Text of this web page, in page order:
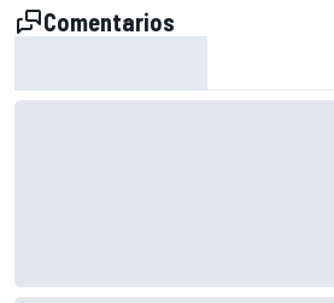
Comentarios